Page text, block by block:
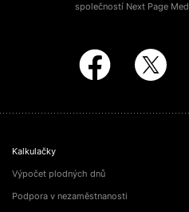
společností Next Page
Kalkulačky
Výpočet plodných dnů
Podpora v nezaměstnanosti